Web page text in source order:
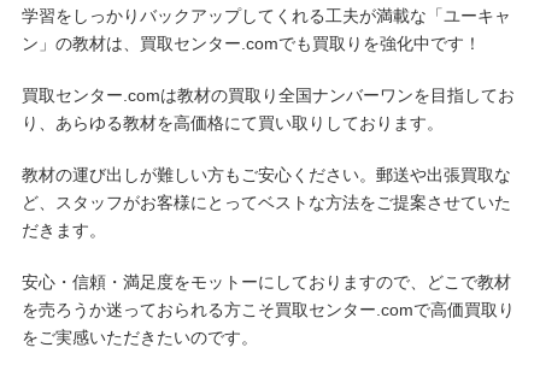
学習をしっかりバックアップしてくれる工夫が満載な「ユーキャ
ン」の教材は、買取センター.comでも買取りを強化中です！
買取センター.comは教材の買取り全国ナンバーワンを目指してお
り、あらゆる教材を高価格にて買い取りしております。
教材の運び出しが難しい方もご安心ください。郵送や出張買取な
ど、スタッフがお客様にとってベストな方法をご提案させていた
だきます。
安心・信頼・満足度をモットーにしておりますので、どこで教材
を売ろうか迷っておられる方こそ買取センター.comで高価買取り
をご実感いただきたいのです。